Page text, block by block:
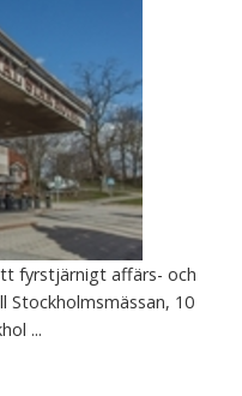
fyrstjärnigt affärs- och
Stockholmsmässan, 10
...